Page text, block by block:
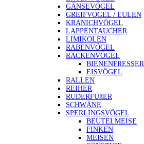
GÄNSEVÖGEL
GREIFVÖGEL / EULEN
KRANICHVÖGEL
LAPPENTAUCHER
LIMIKOLEN
RABENVÖGEL
RACKENVÖGEL
BIENENFRESSER
EISVÖGEL
RALLEN
REIHER
RUDERFÜßER
SCHWÄNE
SPERLINGSVÖGEL
BEUTELMEISE
FINKEN
MEISEN